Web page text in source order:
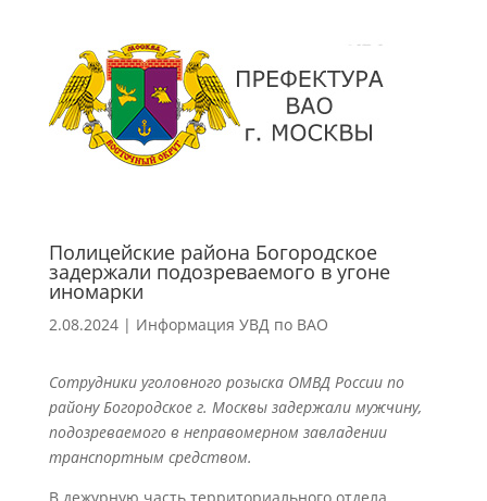
Полицейские района Богородское
задержали подозреваемого в угоне
иномарки
2.08.2024| Информация УВД по ВАО
Сотрудники уголовного розыска ОМВД России по
району Богородское г. Москвы задержали мужчину,
подозреваемого в неправомерном завладении
транспортным средством.